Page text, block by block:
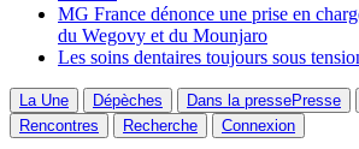
MG France dénonce une prise en
du Wegovy et du Mounjaro
Les soins dentaires toujours sous
La Une Dépèches Dans la pressePresse
Rencontres
Recherche Connexion